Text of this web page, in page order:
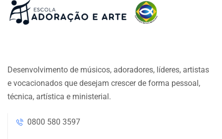
Desenvolvimento de músicos, adoradores, líderes, artistas
e vocacionados que desejam crescer de forma pessoal,
técnica, artística e ministerial.
0800 580 3597